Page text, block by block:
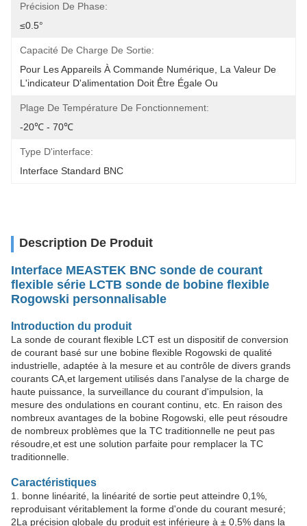
Précision De Phase:
≤0.5°
Capacité De Charge De Sortie:
Pour Les Appareils À Commande Numérique, La Valeur De
L'indicateur D'alimentation Doit Être Égale Ou
Plage De Température De Fonctionnement:
-20℃ - 70℃
Type D'interface:
Interface Standard BNC
Description De Produit
Interface MEASTEK BNC sonde de courant
flexible série LCTB sonde de bobine flexible
Rogowski personnalisable
Introduction du produit
La sonde de courant flexible LCT est un dispositif de conversion
de courant basé sur une bobine flexible Rogowski de qualité
industrielle, adaptée à la mesure et au contrôle de divers grands
courants CA,et largement utilisés dans l'analyse de la charge de
haute puissance, la surveillance du courant d'impulsion, la
mesure des ondulations en courant continu, etc. En raison des
nombreux avantages de la bobine Rogowski, elle peut résoudre
de nombreux problèmes que la TC traditionnelle ne peut pas
résoudre,et est une solution parfaite pour remplacer la TC
traditionnelle.
Caractéristiques
1. bonne linéarité, la linéarité de sortie peut atteindre 0,1%,
reproduisant véritablement la forme d'onde du courant mesuré;
2La précision globale du produit est inférieure à ± 0,5% dans la